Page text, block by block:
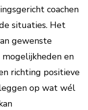
coachen
situaties. Het
gewenste
en
richting positieve
op wat wél